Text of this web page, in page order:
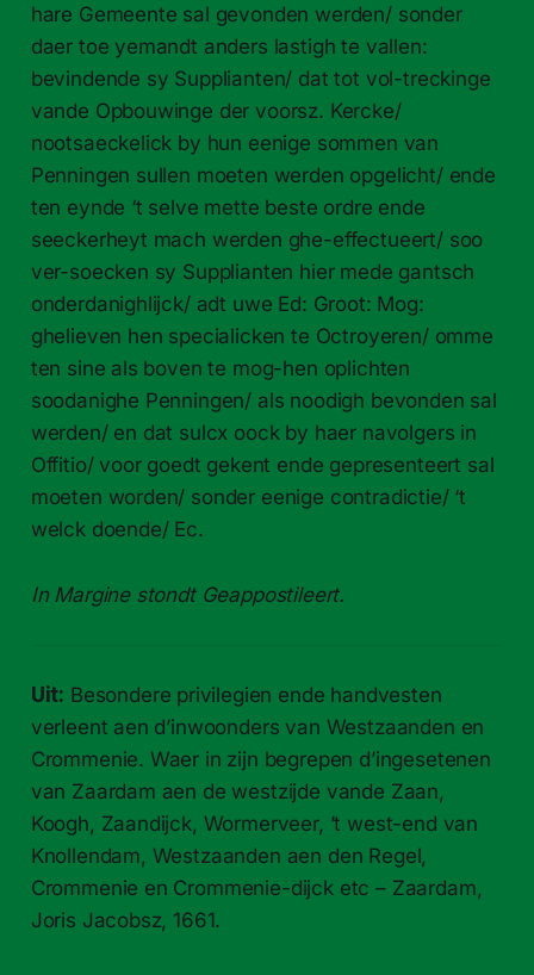
hare Gemeente sal gevonden werden/ sonder
daer toe yemandt anders lastigh te vallen:
bevindende sy Supplianten/ dat tot vol-treckinge
vande Opbouwinge der voorsz. Kercke/
nootsaeckelick by hun eenige sommen van
Penningen sullen moeten werden opgelicht/ ende
ten eynde ‘t selve mette beste ordre ende
seeckerheyt mach werden ghe-effectueert/ soo
ver-soecken sy Supplianten hier mede gantsch
onderdanighlijck/ adt uwe Ed: Groot: Mog:
ghelieven hen specialicken te Octroyeren/ omme
ten sine als boven te mog-hen oplichten
soodanighe Penningen/ als noodigh bevonden sal
werden/ en dat sulcx oock by haer navolgers in
Offitio/ voor goedt gekent ende gepresenteert sal
moeten worden/ sonder eenige contradictie/ ‘t
welck doende/ Ec.
In Margine stondt Geappostileert.
Uit: Besondere privilegien ende handvesten
verleent aen d’inwoonders van Westzaanden en
Crommenie. Waer in zijn begrepen d’ingesetenen
van Zaardam aen de westzijde vande Zaan,
Koogh, Zaandijck, Wormerveer, ’t west-end van
Knollendam, Westzaanden aen den Regel,
Crommenie en Crommenie-dijck etc – Zaardam,
Joris Jacobsz, 1661.